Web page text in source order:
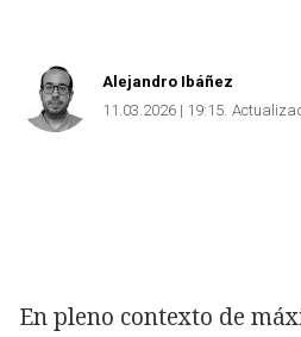
Alejandro Ibáñez
11.03.2026 | 19:15
En pleno contexto de